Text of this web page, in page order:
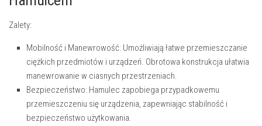
Zalety:
Mobilność i Manewrowość: Umożliwiają łatwe przemieszczanie
ciężkich przedmiotów i urządzeń. Obrotowa konstrukcja ułatwia
manewrowanie w ciasnych przestrzeniach.
Bezpieczeństwo: Hamulec zapobiega przypadkowemu
przemieszczeniu się urządzenia, zapewniając stabilność i
bezpieczeństwo użytkowania.